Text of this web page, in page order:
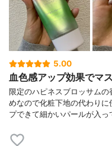
5.00
血色感アップ効果でマ
限定のハピネスブロッサム
めなので化粧下地の代わり
プできて細かいパールが入